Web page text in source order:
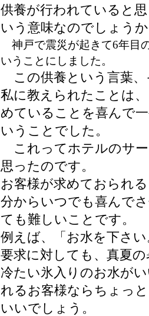
供養が行われていると
いう意味なのでしょう
神戸で震災が起きて6年目
いうことにしました。
この供養という言葉
私に教えられたことは
めていることを喜んで
いうことでした。
これってホテルのサ
思ったのです。
お客様が求めておられ
分からいつでも喜んで
ても難しいことです。
例えば、「お水を下さ
要求に対しても、真夏
冷たい氷入りのお水が
れるお客様ならちょっ
いいでしょう。